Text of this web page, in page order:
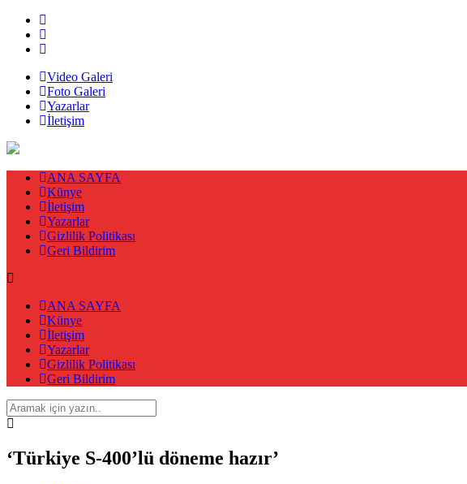
Video Galeri
Foto Galeri
Yazarlar
İletişim
ANA SAYFA
Künye
İletişim
Yazarlar
Gizlilik Politikası
Geri Bildirim
ANA SAYFA
Künye
İletişim
Yazarlar
Gizlilik Politikası
Geri Bildirim
‘Türkiye S-400’lü döneme hazır’